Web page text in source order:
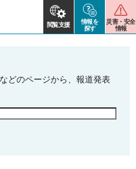
閲覧支援
情報を
探す
災害・安全
情報
どのページから、報道発表